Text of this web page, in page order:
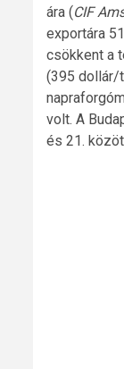
ára (CIF
exportára
csökkent a
(395 dollár/
volt. A
és 21.